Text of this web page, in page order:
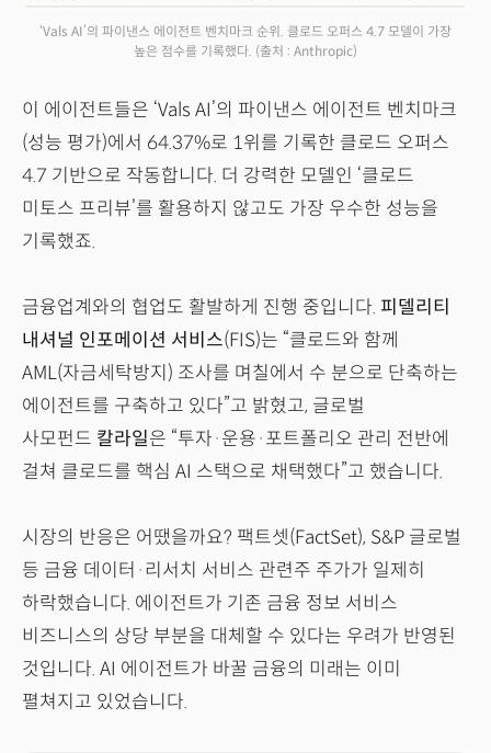
‘Vals AI’의 파이낸스 에이전트 벤치마크 순위. 클로드 오퍼스 4.7 모델이 가장
높은 점수를 기록했다. (출처 : Anthropic)
이 에이전트들은 ‘Vals AI’의 파이낸스 에이전트 벤치마크
(성능 평가)에서 64.37%로 1위를 기록한 클로드 오퍼스
4.7 기반으로 작동합니다. 더 강력한 모델인 ‘클로드
미토스 프리뷰’를 활용하지 않고도 가장 우수한 성능을
기록했죠.
금융업계와의 협업도 활발하게 진행 중입니다. 피델리티
내셔널 인포메이션 서비스(FIS)는 “클로드와 함께
AML(자금세탁방지) 조사를 며칠에서 수 분으로 단축하는
에이전트를 구축하고 있다”고 밝혔고, 글로벌
사모펀드 칼라일은 “투자·운용·포트폴리오 관리 전반에
걸쳐 클로드를 핵심 AI 스택으로 채택했다”고 했습니다.
시장의 반응은 어땠을까요? 팩트셋(FactSet), S&P 글로벌
등 금융 데이터·리서치 서비스 관련주 주가가 일제히
하락했습니다. 에이전트가 기존 금융 정보 서비스
비즈니스의 상당 부분을 대체할 수 있다는 우려가 반영된
것입니다. AI 에이전트가 바꿀 금융의 미래는 이미
펼쳐지고 있었습니다.